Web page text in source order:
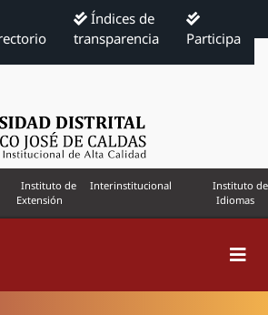
Índices de
transparencia
Participa
Instituto de
Extensión
Interinstitucional
Instituto de
Idiomas